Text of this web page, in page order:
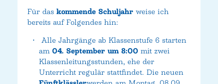
Für das kommende Schuljahr weise ich
bereits auf Folgendes hin:
Alle Jahrgänge ab Klassenstufe 6 starten
am 04. September um 8:00 mit zwei
Klassenleitungsstunden, ehe der
Unterricht regulär stattfindet. Die neuen